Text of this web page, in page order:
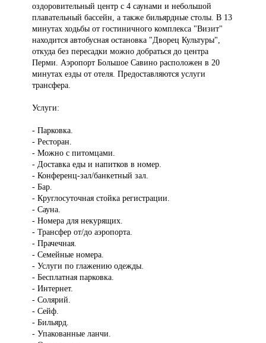
оздоровительный центр с 4 саунами и небольшой
плавательный бассейн, а также бильярдные столы. В 13
минутах ходьбы от гостиничного комплекса "Визит"
находится автобусная остановка "Дворец Культуры",
откуда без пересадки можно добраться до центра
Перми. Аэропорт Большое Савино расположен в 20
минутах езды от отеля. Предоставляются услуги
трансфера.
Услуги:
- Парковка.
- Ресторан.
- Можно с питомцами.
- Доставка еды и напитков в номер.
- Конференц-зал/банкетный зал.
- Бар.
- Круглосуточная стойка регистрации.
- Сауна.
- Номера для некурящих.
- Трансфер от/до аэропорта.
- Прачечная.
- Семейные номера.
- Услуги по глажению одежды.
- Бесплатная парковка.
- Интернет.
- Солярий.
- Сейф.
- Бильярд.
- Упакованные ланчи.